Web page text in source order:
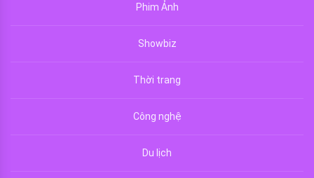
Phim Ảnh
Showbiz
Thời trang
Công nghệ
Du lịch